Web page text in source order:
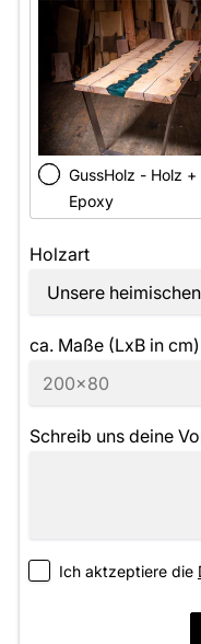
GussHolz - Holz +
Epoxy
Holzart
ca. Maße (LxB in cm)
Schreib uns deine
Ich aktzeptiere die